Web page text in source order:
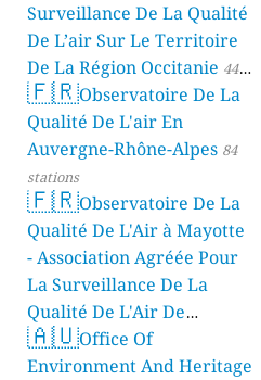
Surveillance De La Qualité
De L’air Sur Le Territoire
De La Région Occitanie 44
stations
🇫🇷Observatoire De La
Qualité De L'air En
Auvergne-Rhône-Alpes 84
stations
🇫🇷Observatoire De La
Qualité De L'Air à Mayotte
- Association Agréée Pour
La Surveillance De La
Qualité De L'Air De
Mayotte 4 stations
🇦🇺Office Of
Environment And Heritage